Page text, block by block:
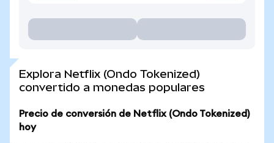
Explora Netflix (Ondo Tokenized)
convertido a monedas populares
Precio de conversión de Netflix (Ondo Tokenized)
hoy